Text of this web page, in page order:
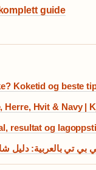
guide
Koketid og beste
Herre, Hvit & Navy |
resultat og
تي بالعربية: دليل